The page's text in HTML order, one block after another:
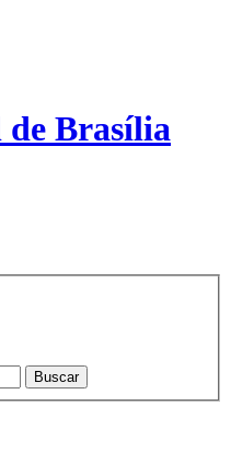
Brasília
Buscar